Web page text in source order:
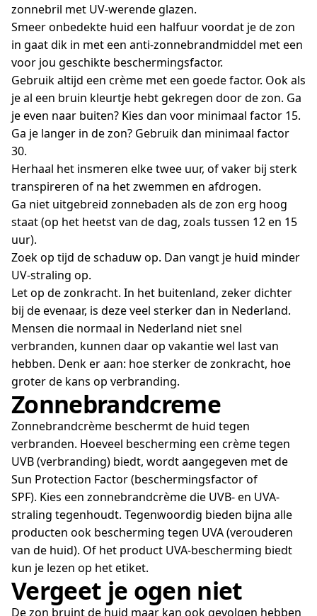
zonnebril met UV-werende glazen.
Smeer onbedekte huid een halfuur voordat je de zon
in gaat dik in met een anti-zonnebrandmiddel met een
voor jou geschikte beschermingsfactor.
Gebruik altijd een crème met een goede factor. Ook als
je al een bruin kleurtje hebt gekregen door de zon. Ga
je even naar buiten? Kies dan voor minimaal factor 15.
Ga je langer in de zon? Gebruik dan minimaal factor
30.
Herhaal het insmeren elke twee uur, of vaker bij sterk
transpireren of na het zwemmen en afdrogen.
Ga niet uitgebreid zonnebaden als de zon erg hoog
staat (op het heetst van de dag, zoals tussen 12 en 15
uur).
Zoek op tijd de schaduw op. Dan vangt je huid minder
UV-straling op.
Let op de zonkracht. In het buitenland, zeker dichter
bij de evenaar, is deze veel sterker dan in Nederland.
Mensen die normaal in Nederland niet snel
verbranden, kunnen daar op vakantie wel last van
hebben. Denk er aan: hoe sterker de zonkracht, hoe
groter de kans op verbranding.
Zonnebrandcreme
Zonnebrandcrème beschermt de huid tegen
verbranden. Hoeveel bescherming een crème tegen
UVB (verbranding) biedt, wordt aangegeven met de
Sun Protection Factor (beschermingsfactor of
SPF). Kies een zonnebrandcrème die UVB- en UVA-
straling tegenhoudt. Tegenwoordig bieden bijna alle
producten ook bescherming tegen UVA (verouderen
van de huid). Of het product UVA-bescherming biedt
kun je lezen op het etiket.
Vergeet je ogen niet
De zon bruint de huid maar kan ook gevolgen hebben